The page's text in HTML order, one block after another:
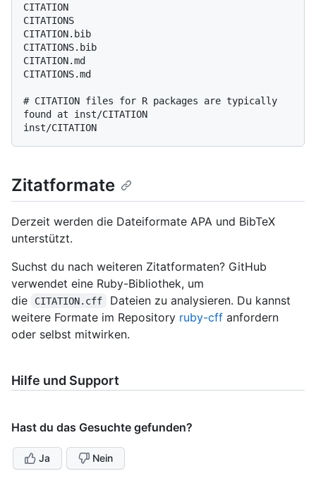
CITATION
CITATIONS
CITATION.bib
CITATIONS.bib
CITATION.md
CITATIONS.md
# CITATION files for R packages are typically
found at inst/CITATION
Zitatformate
Derzeit werden die Dateiformate APA und BibTeX
unterstützt.
Suchst du nach weiteren Zitatformaten? GitHub
verwendet eine Ruby-Bibliothek, um
die
CITATION.cff
Dateien zu analysieren. Du kannst
weitere Formate im Repository ruby-cff anfordern
oder selbst mitwirken.
Hilfe und Support
Hast du das Gesuchte gefunden?
Ja Nein